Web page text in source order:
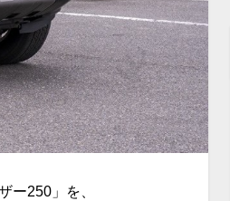
ー250」を、